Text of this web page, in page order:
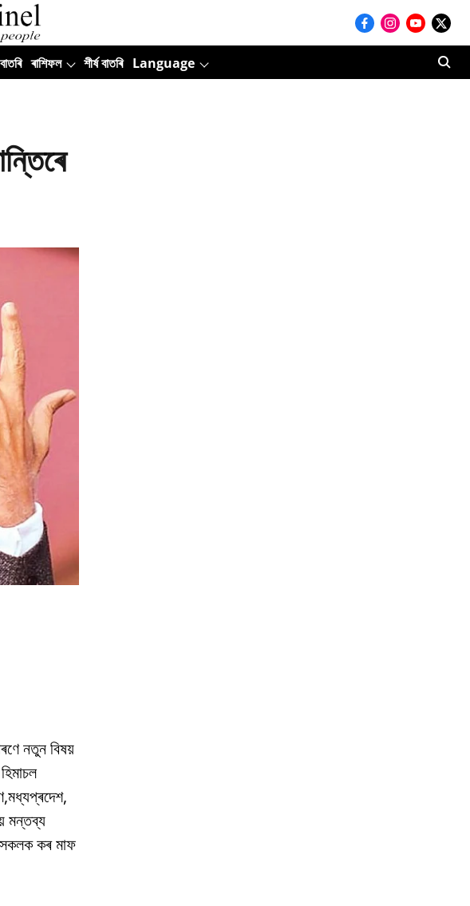
ৰাশিফল শীৰ্ষ বাতৰি Language
নতুন বিষয়
মন্তব্য
কৰ মাফ